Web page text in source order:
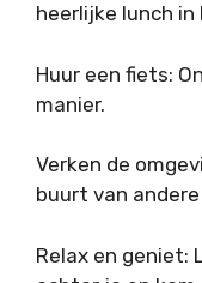
heerlijke lunch in
Huur een fiets:
manier.
Verken de
buurt van
Relax en geniet: